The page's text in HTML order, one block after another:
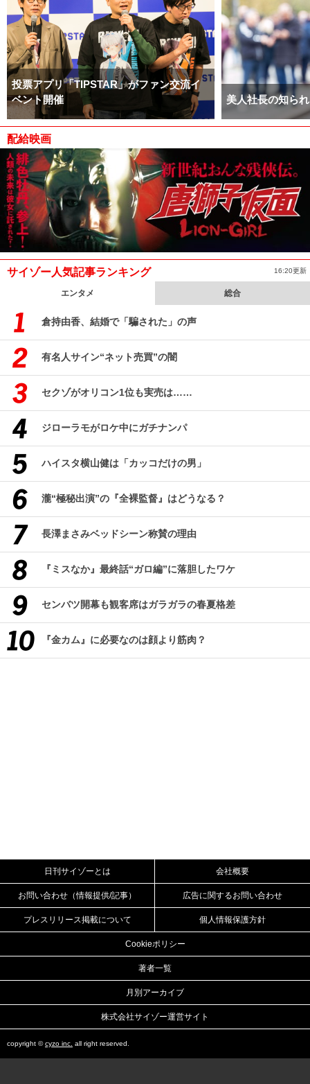
投票アプリ「TIPSTAR」がファン交流イ
ベント開催
美人社長の知ら
配給映画
サイゾー人気記事ランキング 16:20更新
エンタメ 総合
倉持由香、結婚で「騙された」の声
有名人サイン“ネット売買”の闇
セクゾがオリコン1位も実売は……
ジローラモがロケ中にガチナンパ
ハイスタ横山健は「カッコだけの男」
瀧“極秘出演”の『全裸監督』はどうなる？
長澤まさみベッドシーン称賛の理由
『ミスなか』最終話“ガロ編”に落胆したワケ
センバツ開幕も観客席はガラガラの春夏格差
『金カム』に必要なのは顔より筋肉？
日刊サイゾーとは 会社概要
お問い合わせ（情報提供/記事） 広告に関するお問い合わせ
プレスリリース掲載について 個人情報保護方針
Cookieポリシー
著者一覧
月別アーカイブ
株式会社サイゾー運営サイト
copyright ©cyzo inc. all right reserved.